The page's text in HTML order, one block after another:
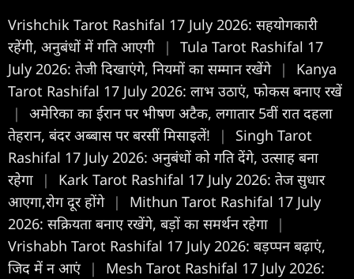
Vrishchik Tarot Rashifal 17 July 2026: सहयोगकारी
रहेंगी, अनुबंधों में गति आएगी
|
Tula Tarot Rashifal 17
July 2026: तेजी दिखाएंगे, नियमों का सम्मान रखेंगे |
Kanya
Tarot Rashifal 17 July 2026: लाभ उठाएं, फोकस बनाए रखें
|
अमेरिका का ईरान पर भीषण अटैक, लगातार 5वीं रात दहला
तेहरान, बंदर अब्बास पर बरसीं मिसाइलें!
|
Singh Tarot
Rashifal 17 July 2026: अनुबंधों को गति देंगे, उत्साह बना
रहेगा
|
Kark Tarot Rashifal 17 July 2026: तेज सुधार
आएगा,रोग दूर होंगे |
Mithun Tarot Rashifal 17 July
2026: सक्रियता बनाए रखेंगे, बड़ों का समर्थन रहेगा
|
Vrishabh Tarot Rashifal 17 July 2026: बड़प्पन बढ़ाएं,
जिद में न आएं |
Mesh Tarot Rashifal 17 July 2026: